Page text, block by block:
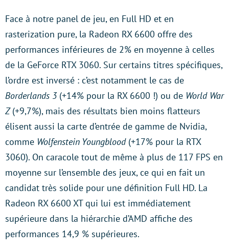
Face à notre panel de jeu, en Full HD et en
rasterization pure, la Radeon RX 6600 offre des
performances inférieures de 2% en moyenne à celles
de la GeForce RTX 3060. Sur certains titres spécifiques,
l’ordre est inversé : c’est notamment le cas de
Borderlands 3(+14% pour la RX 6600 !) ou de World War
Z(+9,7%), mais des résultats bien moins flatteurs
élisent aussi la carte d’entrée de gamme de Nvidia,
comme Wolfenstein Youngblood(+17% pour la RTX
3060). On caracole tout de même à plus de 117 FPS en
moyenne sur l’ensemble des jeux, ce qui en fait un
candidat très solide pour une définition Full HD. La
Radeon RX 6600 XT qui lui est immédiatement
supérieure dans la hiérarchie d’AMD affiche des
performances 14,9 % supérieures.